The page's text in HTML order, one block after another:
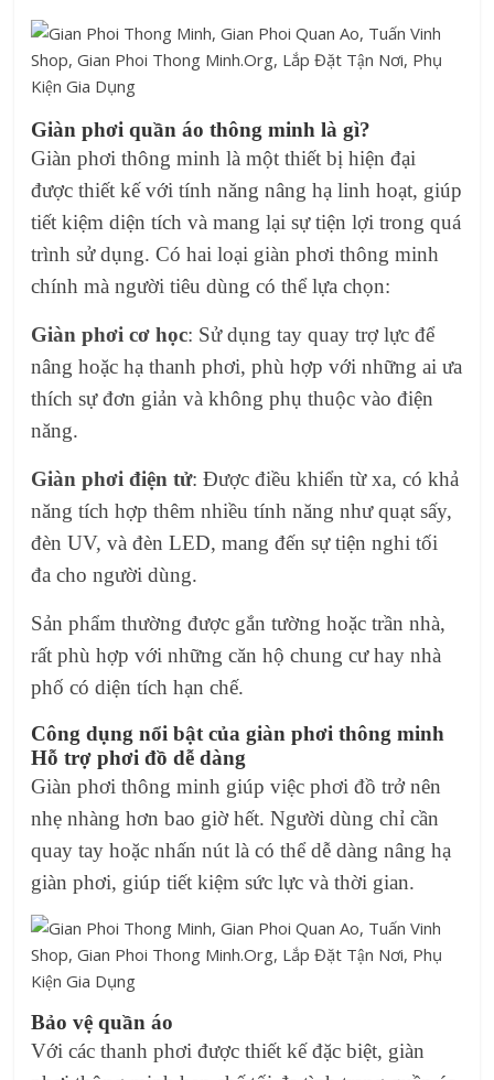
Giàn phơi quần áo thông minh là gì?
Giàn phơi thông minh là một thiết bị hiện đại
được thiết kế với tính năng nâng hạ linh hoạt, giúp
tiết kiệm diện tích và mang lại sự tiện lợi trong quá
trình sử dụng. Có hai loại giàn phơi thông minh
chính mà người tiêu dùng có thể lựa chọn:
Giàn phơi cơ học: Sử dụng tay quay trợ lực để
nâng hoặc hạ thanh phơi, phù hợp với những ai ưa
thích sự đơn giản và không phụ thuộc vào điện
năng.
Giàn phơi điện tử: Được điều khiển từ xa, có khả
năng tích hợp thêm nhiều tính năng như quạt sấy,
đèn UV, và đèn LED, mang đến sự tiện nghi tối
đa cho người dùng.
Sản phẩm thường được gắn tường hoặc trần nhà,
rất phù hợp với những căn hộ chung cư hay nhà
phố có diện tích hạn chế.
Công dụng nổi bật của giàn phơi thông minh
Hỗ trợ phơi đồ dễ dàng
Giàn phơi thông minh giúp việc phơi đồ trở nên
nhẹ nhàng hơn bao giờ hết. Người dùng chỉ cần
quay tay hoặc nhấn nút là có thể dễ dàng nâng hạ
giàn phơi, giúp tiết kiệm sức lực và thời gian.
Bảo vệ quần áo
Với các thanh phơi được thiết kế đặc biệt, giàn